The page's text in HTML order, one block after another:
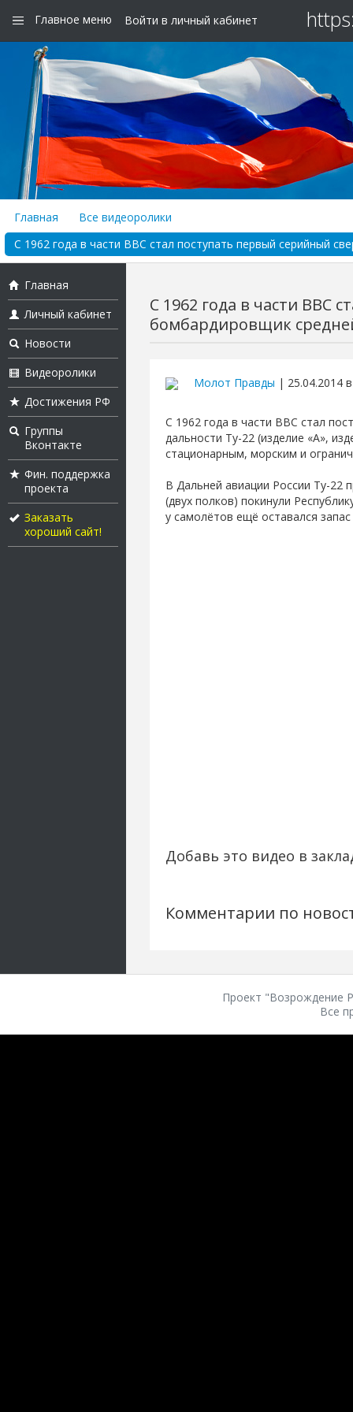
Главное меню Войти в личный кабинет
Главная
Все видеоролики
С 1962 года в части ВВС стал поступать первый серийный
Главная
Личный кабинет
Новости
Видеоролики
Достижения РФ
Группы
Вконтакте
Фин. поддержка
проекта
Заказать
хороший сайт!
С 1962 года в части ВВС
бомбардировщик
Молот Правды | 25.04.2014
С 1962 года в части ВВС стал
дальности Ту-22 (изделие «А»,
стационарным, морским и
В Дальней авиации России Ту-22
(двух полков) покинули
у самолётов ещё оставался
Добавь это видео в
Комментарии по
Проект "Возрождение
Все